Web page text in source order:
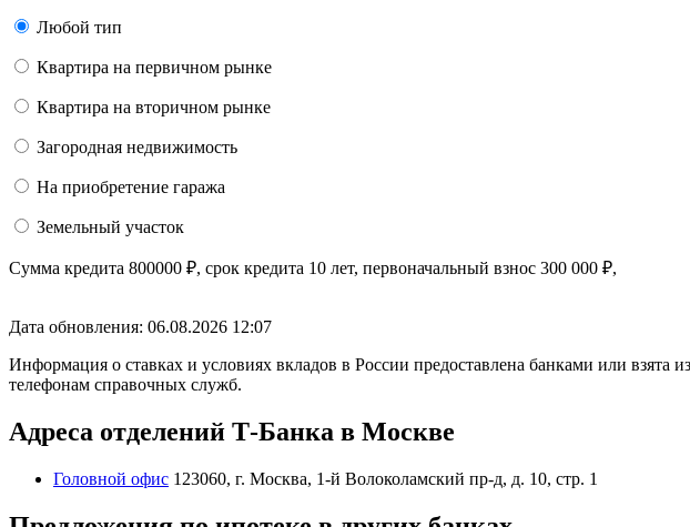
Любой тип
Квартира на первичном рынке
Квартира на вторичном рынке
Загородная недвижимость
На приобретение гаража
Земельный участок
Сумма кредита 800000 ₽, срок кредита 10 лет, первоначальный взнос 300 000 ₽,
Дата обновления: 06.08.2026 12:07
Информация о ставках и условиях вкладов в России предоставлена банками или
телефонам справочных служб.
Адреса отделений Т-Банка в Москве
Головной офис 123060, г. Москва, 1-й Волоколамский пр-д, д. 10, стр. 1